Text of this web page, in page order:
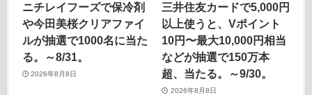
ニチレイフーズで保冷剤
や今田美桜クリアファイ
ルが抽選で1000名に当た
る。～8/31。
2026年8月8日
三井住友カードで5,000円
以上使うと、Vポイント
10円〜最大10,000円相当
などが抽選で150万本
超、当たる。～9/30。
2026年8月8日